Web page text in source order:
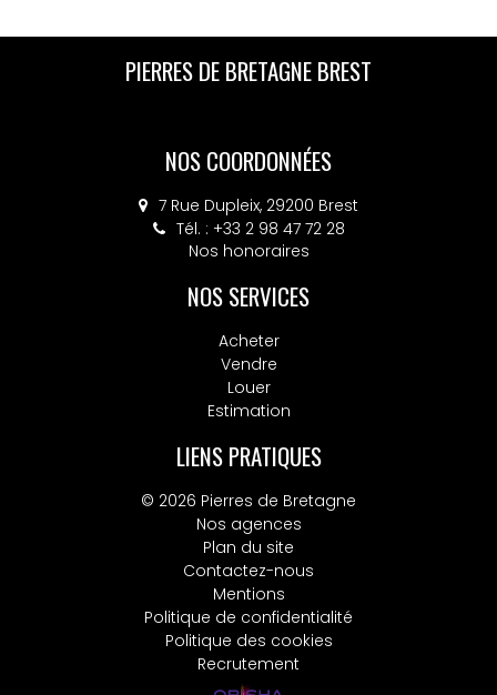
PIERRES DE BRETAGNE BREST
NOS COORDONNÉES
7 Rue Dupleix, 29200 Brest
Tél. : +33 2 98 47 72 28
Nos honoraires
NOS SERVICES
Acheter
Vendre
Louer
Estimation
LIENS PRATIQUES
© 2026 Pierres de Bretagne
Nos agences
Plan du site
Contactez-nous
Mentions
Politique de confidentialité
Politique des cookies
Recrutement